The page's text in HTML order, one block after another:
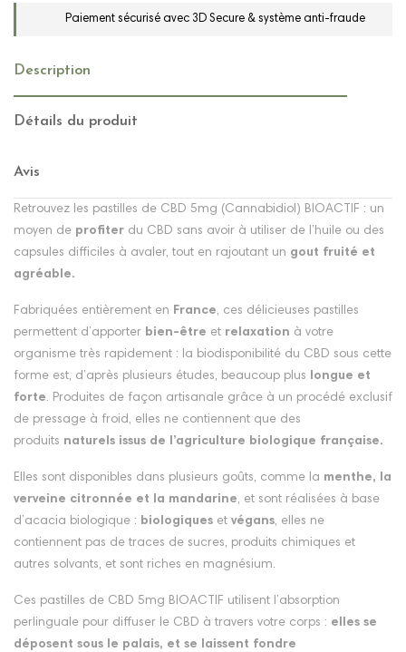
Paiement sécurisé avec 3D Secure & système anti-fraude
Description
Détails du produit
Avis
Retrouvez les pastilles de CBD 5mg (Cannabidiol) BIOACTIF : un
moyen de profiter du CBD sans avoir à utiliser de l’huile ou des
capsules difficiles à avaler, tout en rajoutant un gout fruité et
agréable.
Fabriquées entièrement en France, ces délicieuses pastilles
permettent d’apporter bien-être et relaxation à votre
organisme très rapidement : la biodisponibilité du CBD sous cette
forme est, d’après plusieurs études, beaucoup plus
longue et
forte. Produites de façon artisanale grâce à un procédé exclusif
de pressage à froid, elles ne contiennent que des
produits naturels issus de l’agriculture biologique française.
Elles sont disponibles dans plusieurs goûts, comme la menthe, la
verveine citronnée et la mandarine, et sont réalisées à base
d’acacia biologique : biologiques et végans, elles ne
contiennent pas de traces de sucres, produits chimiques et
autres solvants, et sont riches en magnésium.
Ces pastilles de CBD 5mg BIOACTIF utilisent l’absorption
perlinguale pour diffuser le CBD à travers votre corps : elles se
déposent sous le palais, et se laissent fondre